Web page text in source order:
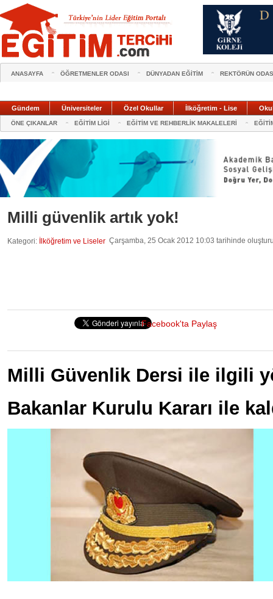
ANASAYFA ÖĞRETMENLER ODASI DÜNYADAN EĞİTİM REKTÖRÜN
Gündem Üniversiteler Özel Okullar İlköğretim - Lise
ÖNE ÇIKANLAR EĞİTİM LİGİ EĞİTİM VE REHBERLİK MAKALELERİ
Milli güvenlik artık yok!
Kategori: İlköğretim ve Liseler Çarşamba, 25 Ocak 2012 10:03 tarihinde
Facebook'ta Paylaş
Milli Güvenlik Dersi ile ilgili
Bakanlar Kurulu Kararı ile